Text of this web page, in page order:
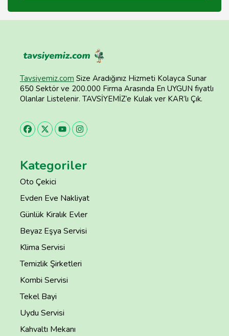
Tavsiyemiz.com Size Aradığınız Hizmeti Kolayca Sunar
650 Sektör ve 200.000 Firma Arasında En UYGUN fiyatlı
Olanlar Listelenir. TAVSİYEMİZ’e Kulak ver KAR’lı Çık.
Kategoriler
Oto Çekici
Evden Eve Nakliyat
Günlük Kiralık Evler
Beyaz Eşya Servisi
Klima Servisi
Temizlik Şirketleri
Kombi Servisi
Tekel Bayi
Uydu Servisi
Kahvaltı Mekanı